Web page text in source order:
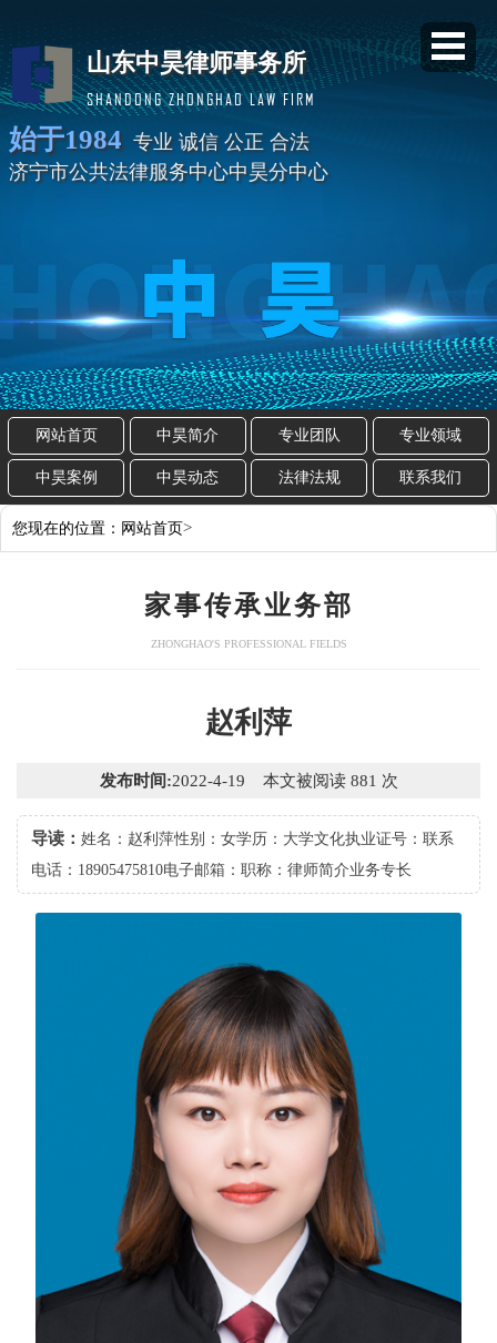
山东中昊律师事务所
SHANDONG ZHONGHAO LAW FIRM
始于1984 专业 诚信 公正 合法
济宁市公共法律服务中心中昊分中心
网站首页 中昊简介 专业团队 专业领域
中昊案例 中昊动态 法律法规 联系我们
您现在的位置： 网站首页>
家事传承业务部
ZHONGHAO'S PROFESSIONAL FIELDS
赵利萍
发布时间:2022-4-19 本文被阅读 881 次
导读： 姓名：赵利萍性别：女学历：大学文化执业证号：联系
电话：18905475810电子邮箱：职称：律师简介业务专长